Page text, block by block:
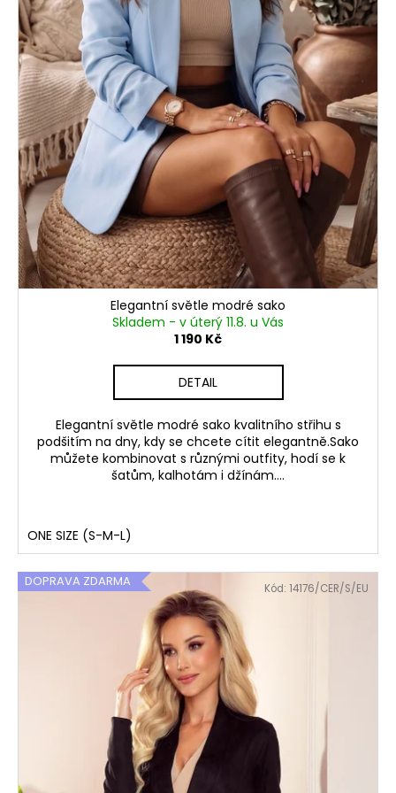
t
ů
Elegantní světle modré sako
Skladem - v úterý 11.8. u Vás
1 190 Kč
DETAIL
Elegantní světle modré sako kvalitního střihu s
podšitím na dny, kdy se chcete cítit elegantně.Sako
můžete kombinovat s různými outfity, hodí se k
šatům, kalhotám i džínám....
ONE SIZE (S-M-L)
DOPRAVA ZDARMA Kód: 14176/CER/S/EU
u
j
e
m
e
RŮŽOVÉ
SPOLEČENSKÉ
ŠATY
EMMA
S
ROZPARKEM
1
990
Kč